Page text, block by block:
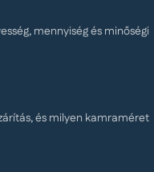
mennyiség és minőségi
és milyen kamraméret